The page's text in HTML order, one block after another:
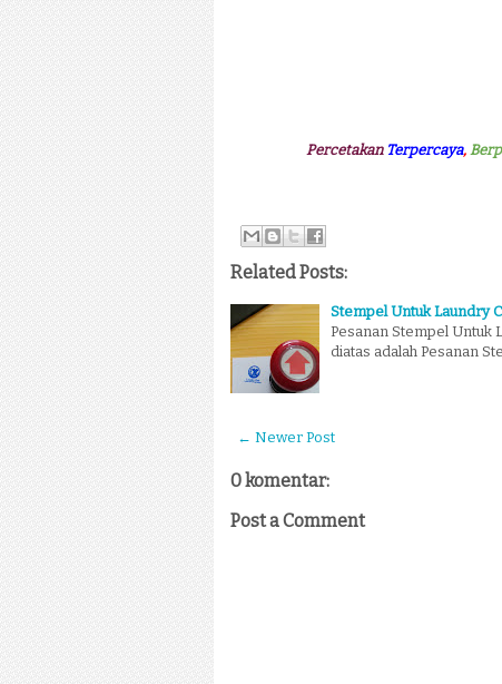
Percetakan Terpercaya,
Related Posts:
Stempel Untuk Laundry
Pesanan Stempel Untuk
diatas adalah Pesanan
← Newer Post
0 komentar:
Post a Comment